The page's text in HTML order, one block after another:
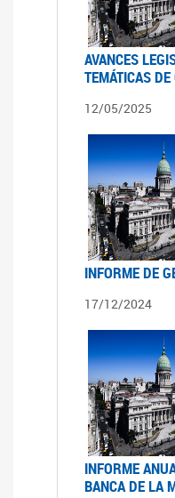
AVANCES
TEMÁTICAS
12/05/2025
INFORME DE
17/12/2024
INFORME
BANCA DE LA